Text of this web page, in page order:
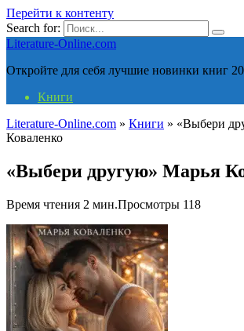
Перейти к контенту
Search for:
Literature-Online.com
Откройте для себя лучшие новинки книг
Книги
Literature-Online.com » Книги » «Выбери
Коваленко
«Выбери другую» Марья
Время чтения 2 мин.Просмотры 118